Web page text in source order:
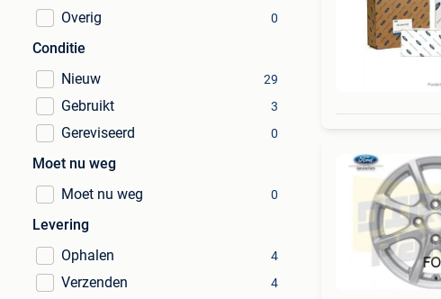
Overig 0
Conditie
Nieuw
29
Gebruikt 3
Gereviseerd 0
Moet nu weg
Moet nu weg
0
Levering
Ophalen
4
Verzenden 4